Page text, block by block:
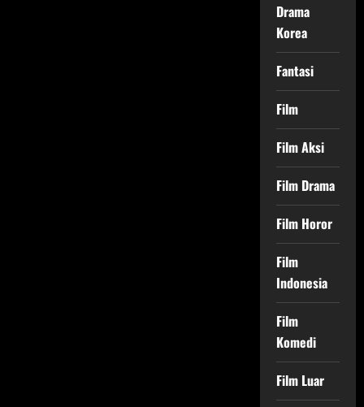
Drama
Korea
Fantasi
Film
Film Aksi
Film Drama
Film Horor
Film
Indonesia
Film
Komedi
Film Luar